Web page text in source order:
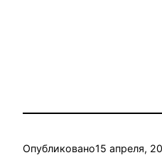
Опубликовано15 апреля,